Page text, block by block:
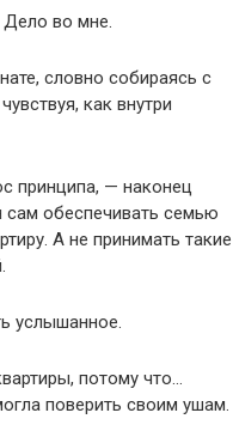
Дело во мне.
словно собираясь с
как внутри
принципа, — наконец
обеспечивать семью
А не принимать такие
услышанное.
потому что…
поверить своим ушам.